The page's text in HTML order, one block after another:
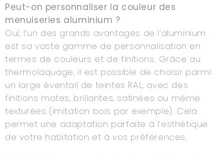
Peut-on personnaliser la couleur des
menuiseries aluminium ?
Oui, l’un des grands avantages de l’aluminium
est sa vaste gamme de personnalisation en
termes de couleurs et de finitions. Grâce au
thermolaquage, il est possible de choisir parmi
un large éventail de teintes RAL, avec des
finitions mates, brillantes, satinées ou même
texturées (imitation bois par exemple). Cela
permet une adaptation parfaite à l’esthétique
de votre habitation et à vos préférences.